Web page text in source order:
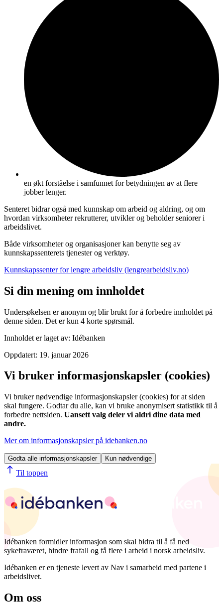
en økt forståelse i samfunnet for betydningen av at flere
jobber lenger.
Senteret bidrar også med kunnskap om arbeid og aldring, og om
hvordan virksomheter rekrutterer, utvikler og beholder seniorer i
arbeidslivet.
Både virksomheter og organisasjoner kan benytte seg av
kunnskapssenterets tjenester og verktøy.
Kunnskapssenter for lengre arbeidsliv (lengrearbeidsliv.no)
Si din mening om innholdet
Undersøkelsen er anonym og blir brukt for å forbedre innholdet på
denne siden. Det er kun 4 korte spørsmål.
Innholdet er laget av: Idébanken
Oppdatert: 19. januar 2026
Vi bruker informasjonskapsler (cookies)
Vi bruker nødvendige informasjonskapsler (cookies) for at siden
skal fungere. Godtar du alle, kan vi bruke anonymisert statistikk til å
forbedre nettsiden. Uansett valg deler vi aldri dine data med
andre.
Mer om informasjonskapsler på idebanken.no
Godta alle informasjonskapsler Kun nødvendige
Til toppen
Idébanken formidler informasjon som skal bidra til å få ned
sykefraværet, hindre frafall og få flere i arbeid i norsk arbeidsliv.
Idébanken er en tjeneste levert av Nav i samarbeid med partene i
arbeidslivet.
Om oss